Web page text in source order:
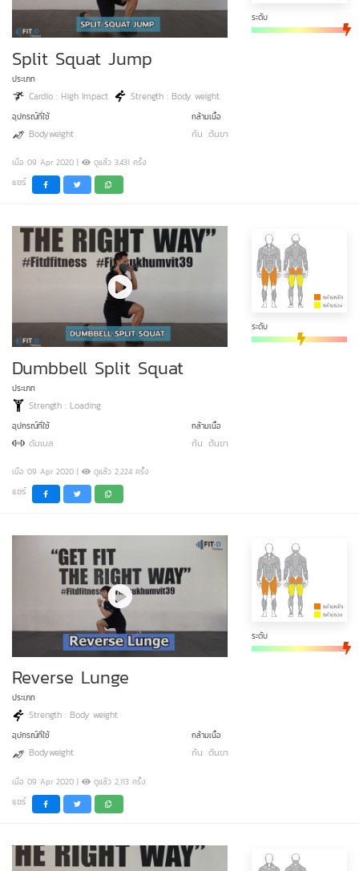
ระดับ
Split Squat Jump
ประเภท
Cardio : High Impact Strength : Body weight
อุปกรณ์ที่ใช้
Bodyweight
กล้ามเนื้อ
ก้น ต้นขา
เมื่อ 09 Apr 2020 | ดูแล้ว 3,431 ครั้ง
แชร์
ระดับ
Dumbbell Split Squat
ประเภท
Strength : Loading
อุปกรณ์ที่ใช้
ดัมเบล
กล้ามเนื้อ
ก้น ต้นขา
เมื่อ 09 Apr 2020 | ดูแล้ว 2,224 ครั้ง
แชร์
ระดับ
Reverse Lunge
ประเภท
Strength : Body weight
อุปกรณ์ที่ใช้
Bodyweight
กล้ามเนื้อ
ก้น ต้นขา
เมื่อ 09 Apr 2020 | ดูแล้ว 2,113 ครั้ง
แชร์